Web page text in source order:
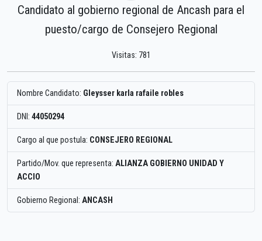
Candidato al gobierno regional de Ancash para el
puesto/cargo de Consejero Regional
Visitas: 781
Nombre Candidato: Gleysser karla rafaile robles
DNI: 44050294
Cargo al que postula: CONSEJERO REGIONAL
Partido/Mov. que representa: ALIANZA GOBIERNO UNIDAD Y
ACCIO
Gobierno Regional: ANCASH